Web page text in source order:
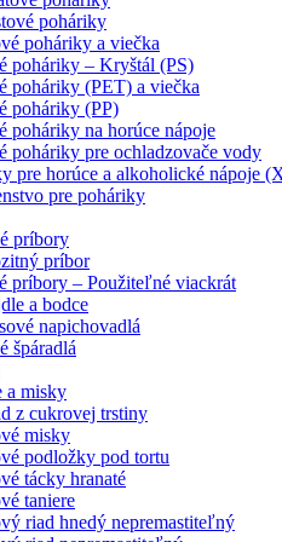
poháriky
poháriky a viečka
poháriky – Kryštál (PS)
poháriky (PET) a viečka
poháriky (PP)
poháriky na horúce nápoje
poháriky pre ochladzovače vody
pre horúce a alkoholické nápoje
pre poháriky
príbory
príbor
príbory – Použiteľné viackrát
a bodce
napichovadlá
špáradlá
a misky
z cukrovej trstiny
misky
podložky pod tortu
tácky hranaté
taniere
riad hnedý nepremastiteľný